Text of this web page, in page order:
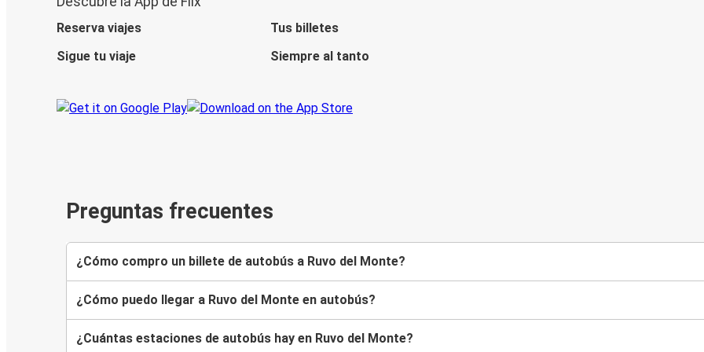
Reserva viajes
Tus billetes
Sigue tu viaje
Siempre al tanto
Preguntas frecuentes
¿Cómo compro un billete de autobús a Ruvo del Monte?
¿Cómo puedo llegar a Ruvo del Monte en autobús?
¿Cuántas estaciones de autobús hay en Ruvo del Monte?